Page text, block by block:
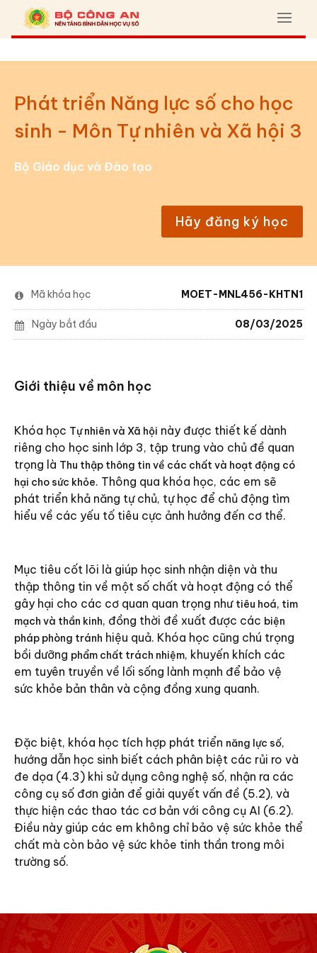
Phát triển Năng lực số cho học
sinh - Môn Tự nhiên và Xã hội 3
Bộ Giáo dục và Đào tạo
Hãy đăng ký học
Giới thiệu về môn học
Khóa học Tự nhiên và Xã hội này được thiết kế dành
riêng cho học sinh lớp 3, tập trung vào chủ đề quan
trọng là Thu thập thông tin về các chất và hoạt động có
hại cho sức khỏe. Thông qua khóa học, các em sẽ
phát triển khả năng tự chủ, tự học để chủ động tìm
hiểu về các yếu tố tiêu cực ảnh hưởng đến cơ thể.
Mục tiêu cốt lõi là giúp học sinh nhận diện và thu
thập thông tin về một số chất và hoạt động có thể
gây hại cho các cơ quan quan trọng như tiêu hoá, tim
mạch và thần kinh, đồng thời đề xuất được các biện
pháp phòng tránh hiệu quả. Khóa học cũng chú trọng
bồi dưỡng phẩm chất trách nhiệm, khuyến khích các
em tuyên truyền về lối sống lành mạnh để bảo vệ
sức khỏe bản thân và cộng đồng xung quanh.
Đặc biệt, khóa học tích hợp phát triển năng lực số,
hướng dẫn học sinh biết cách phân biệt các rủi ro và
đe dọa (4.3) khi sử dụng công nghệ số, nhận ra các
công cụ số đơn giản để giải quyết vấn đề (5.2), và
thực hiện các thao tác cơ bản với công cụ AI (6.2).
Điều này giúp các em không chỉ bảo vệ sức khỏe thể
chất mà còn bảo vệ sức khỏe tinh thần trong môi
trường số.
Mã khóa học MOET-MNL456-KHTN1
Ngày bắt đầu 08/03/2025